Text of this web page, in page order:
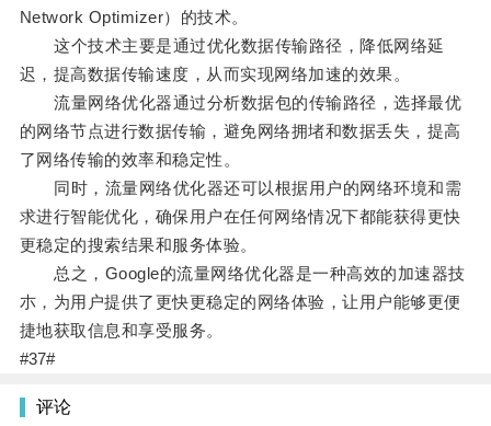
Network Optimizer）的技术。
这个技术主要是通过优化数据传输路径，降低网络延
迟，提高数据传输速度，从而实现网络加速的效果。
流量网络优化器通过分析数据包的传输路径，选择最优
的网络节点进行数据传输，避免网络拥堵和数据丢失，提高
了网络传输的效率和稳定性。
同时，流量网络优化器还可以根据用户的网络环境和需
求进行智能优化，确保用户在任何网络情况下都能获得更快
更稳定的搜索结果和服务体验。
总之，Google的流量网络优化器是一种高效的加速器技
朩，为用户提供了更快更稳定的网络体验，让用户能够更便
捷地获取信息和享受服务。
#37#
评论